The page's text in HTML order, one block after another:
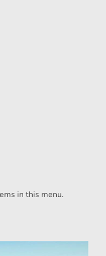
in this menu.